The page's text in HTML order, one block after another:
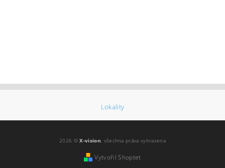
Lokality
2026 ©X-vision, všechna práva vyhrazena
Vytvořil Shoptet